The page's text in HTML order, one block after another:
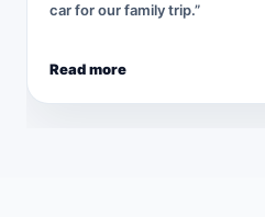
car for our family trip.”
Read more